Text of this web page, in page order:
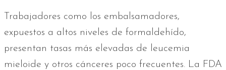
Trabajadores como los embalsamadores,
expuestos a altos niveles de formaldehído,
presentan tasas más elevadas de leucemia
mieloide y otros cánceres poco frecuentes. La FDA